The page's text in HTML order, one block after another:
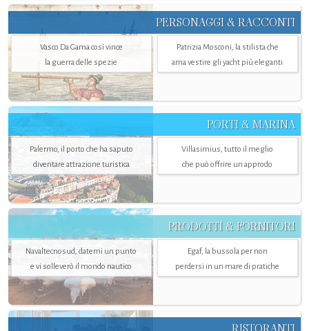
PERSONAGGI & RACCONTI
Vasco Da Gama così vince
la guerra delle spezie
Patrizia Mosconi, la stilista che
ama vestire gli yacht più eleganti
PORTI & MARINA
Palermo, il porto che ha saputo
diventare attrazione turistica
Villasimius, tutto il meglio
che può offrire un approdo
PRODOTTI & FORNITORI
Navaltecnosud, datemi un punto
e vi solleverò il mondo nautico
Egaf, la bussola per non
perdersi in un mare di pratiche